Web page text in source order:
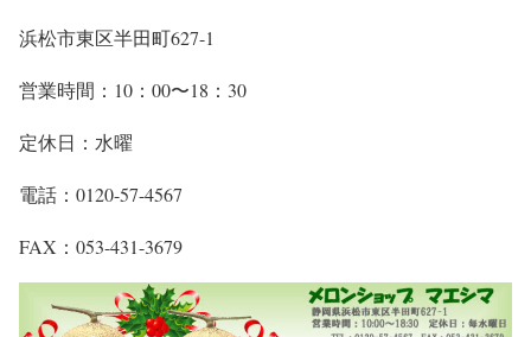
浜松市東区半田町627-1
営業時間：10：00〜18：30
定休日：水曜
電話：0120-57-4567
FAX：053-431-3679